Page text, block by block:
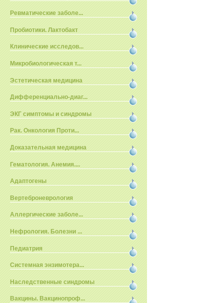
Ревматические заболе...
Пробиотики. Лактобакт
Клинические исследов...
Микробиологическая т...
Эстетическая медицина
Дифференциально-диаг...
ЭКГ симптомы и синдромы
Рак. Онкология Проти...
Доказательная медицина
Гематология. Анемия....
Адаптогены
Вертеброневрология
Аллергические заболе...
Нефрология. Болезни ...
Педиатрия
Системная энзимотера...
Наследственные синдромы
Вакцины. Вакцинопроф...